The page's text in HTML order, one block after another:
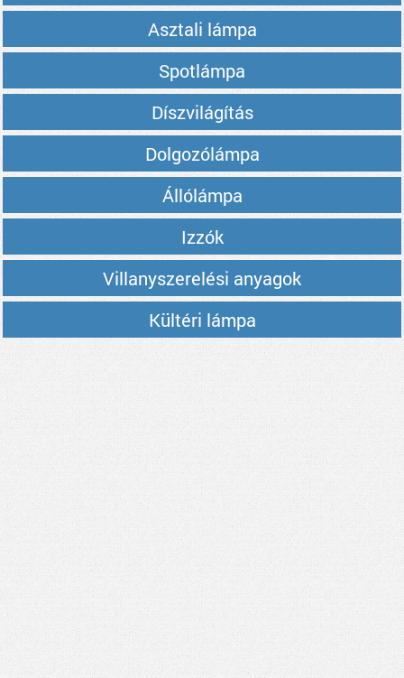
Asztali lámpa
Spotlámpa
Díszvilágítás
Dolgozólámpa
Állólámpa
Izzók
Villanyszerelési anyagok
Kültéri lámpa